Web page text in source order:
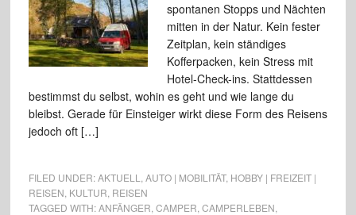
spontanen Stopps und Nächten
mitten in der Natur. Kein fester
Zeitplan, kein ständiges
Kofferpacken, kein Stress mit
Hotel-Check-ins. Stattdessen
bestimmst du selbst, wohin es geht und wie lange du
bleibst. Gerade für Einsteiger wirkt diese Form des Reisens
jedoch oft […]
FILED UNDER:AKTUELL AUTO | MOBILITÄT, HOBBY | FREIZEIT |
REISEN KULTUR REISEN
TAGGED WITH:ANFÄNGER CAMPER CAMPERLEBEN